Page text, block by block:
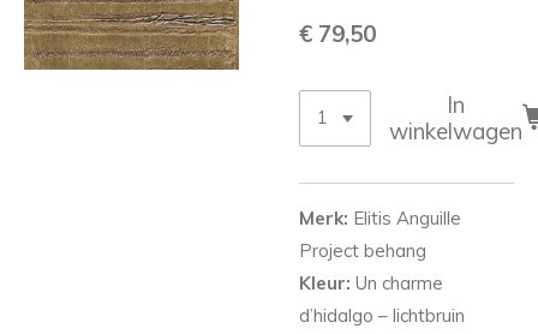
€ 79,50
In
winkelwagen
Merk: Elitis Anguille
Project behang
Kleur: Un charme
d’hidalgo – lichtbruin